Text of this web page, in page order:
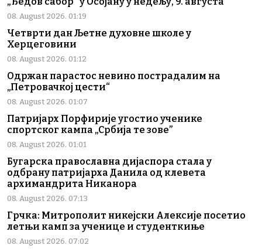
08. August 2026. 01:19
Четврти дан Љетне духовне школе у
Херцеговини
08. August 2026. 01:12
Одржан парастос невино пострадалим на
„Петровачкој цести“
08. August 2026. 01:07
Патријарх Порфирије угостио ученике
спортског кампа „Србија те зове”
08. August 2026. 01:01
Бугарска православна дијаспора стала у
одбрану патријарха Данила од клевета
архимандрита Никанора
08. August 2026. 07:13
Грчка: Митрополит никејски Алексије посетио
летњи камп за ученице и студенткиње
08. August 2026. 07:02